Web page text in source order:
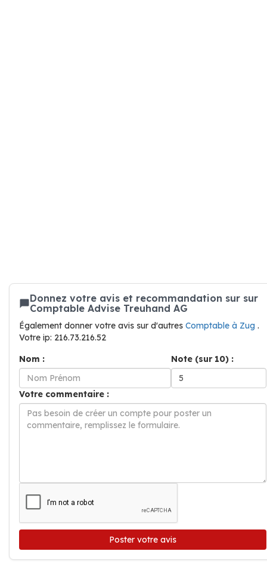
Donnez votre avis et recommandation sur sur
Comptable Advise Treuhand AG
Également donner votre avis sur d'autres Comptable à Zug .
Votre ip: 216.73.216.52
Nom :
Note (sur 10) :
Votre commentaire :
Poster votre avis